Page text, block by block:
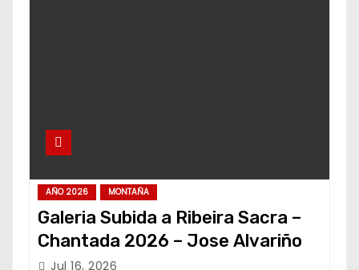
AÑO 2026 MONTAÑA
Galeria Subida a Ribeira Sacra –
Chantada 2026 – Jose Alvariño
Jul 16, 2026